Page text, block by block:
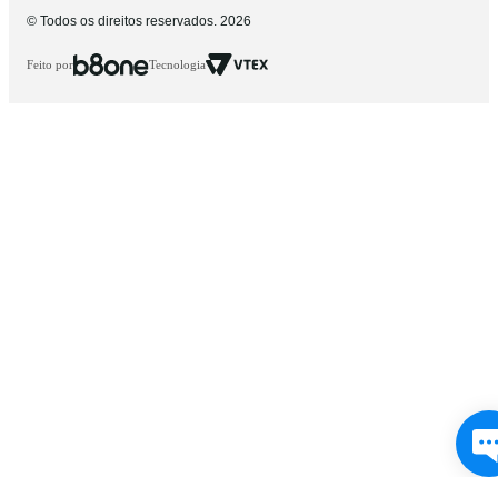
© Todos os direitos reservados. 2026
Feito por Tecnologia